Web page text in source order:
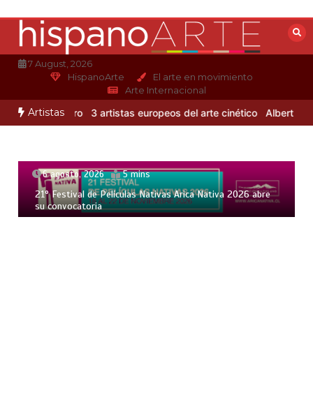
contenido
7 August, 2026
HispanoArte
El arte en movimiento
Arte Internacional
Artistas
Otero 3 artistas europeos del arte cinético Albert
6 agosto, 2026 5 mins
21° Festival de Películas Nativas Arica Nativa 2026 abre
su convocatoria